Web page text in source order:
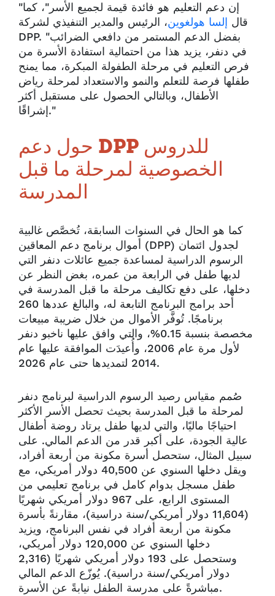
"إن دعم التعليم هو فائدة قيمة لجميع الأسر"، كما
قال إلسا هولغوين، الرئيس والمدير التنفيذي لشركة
DPP. "بفضل الدعم المستمر من دافعي الضرائب
في دنفر، يزيد هذا من احتمالية استفادة الأسرة من
فرص التعليم في مرحلة الطفولة المبكرة، مما يمنح
طفلها فرصة للتعلم والنمو والاستعداد لمرحلة رياض
الأطفال، وبالتالي الحصول على مستقبل أكثر
إشراقًا."
حول دعم DPP للدروس
الخصوصية لمرحلة ما قبل
المدرسة
كما هو الحال في السنوات السابقة، تُخصَّص غالبية
أموال برنامج دعم المعاقين (DPP) لجدول ائتمان
الرسوم الدراسية لمساعدة جميع عائلات دنفر التي
لديها طفل في الرابعة من عمره، بغض النظر عن
دخلها، على دفع تكاليف مرحلة ما قبل المدرسة في
أحد برامج البرنامج التابعة له، والبالغ عددها 260
برنامجًا. تُوفَّر الأموال من خلال ضريبة مبيعات
مخصصة بنسبة 0.15%، والتي وافق عليها ناخبو دنفر
لأول مرة عام 2006، وأُعيدَت الموافقة عليها عام
2014 لتمديدها حتى عام 2026.
صُمم مقياس رصيد الرسوم الدراسية لبرنامج دنفر
لمرحلة ما قبل المدرسة بحيث تحصل الأسر الأكثر
احتياجًا ماليًا، والتي لديها طفل يرتاد روضة أطفال
عالية الجودة، على أكبر قدر من الدعم المالي. على
سبيل المثال، ستحصل أسرة مكونة من أربعة أفراد،
ويقل دخلها السنوي عن 40,500 دولار أمريكي، مع
طفل مسجل بدوام كامل في برنامج تعليمي من
المستوى الرابع، على 967 دولار أمريكي شهريًا
(11,604 دولار أمريكي/سنة دراسية)، مقارنةً بأسرة
مكونة من أربعة أفراد في نفس البرنامج، ويزيد
دخلها السنوي عن 120,000 دولار أمريكي،
وستحصل على 193 دولار أمريكي شهريًا (2,316
دولار أمريكي/سنة دراسية). يُوزّع الدعم المالي
مباشرةً على مدرسة الطفل نيابةً عن الأسرة.